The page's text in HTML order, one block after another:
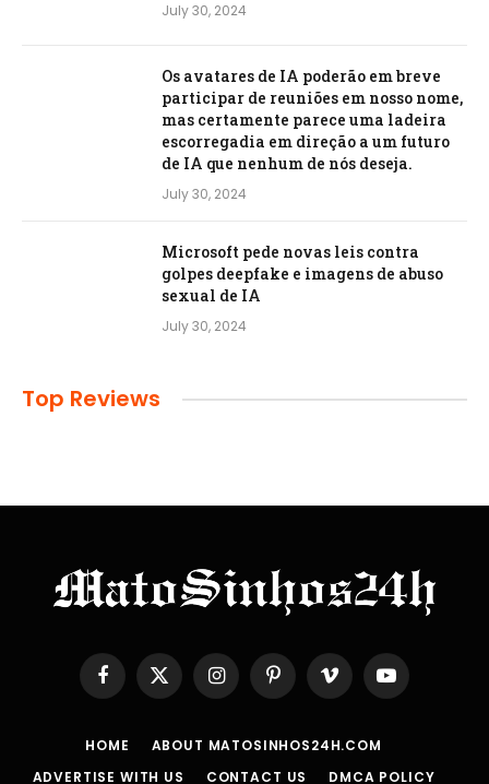
July 30, 2024
Os avatares de IA poderão em breve
participar de reuniões em nosso nome,
mas certamente parece uma ladeira
escorregadia em direção a um futuro
de IA que nenhum de nós deseja.
July 30, 2024
Microsoft pede novas leis contra
golpes deepfake e imagens de abuso
sexual de IA
July 30, 2024
Top Reviews
Facebook
X
(Twitter)
InstagramPinterestVimeo YouTube
HOME
ABOUT MATOSINHOS24H.COM
ADVERTISE WITH US
CONTACT US DMCA POLICY